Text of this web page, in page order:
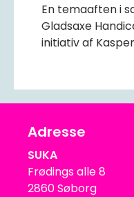
En temaaften i
Gladsaxe
initiativ af
Adresse
SUKA
Frødings alle 8
2860 Søborg